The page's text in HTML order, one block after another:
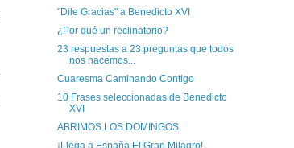
"Dile Gracias" a Benedicto XVI
¿Por qué un reclinatorio?
23 respuestas a 23 preguntas que todos
nos hacemos...
Cuaresma Caminando Contigo
10 Frases seleccionadas de Benedicto
XVI
ABRIMOS LOS DOMINGOS
¡Llega a España El Gran Milagro!